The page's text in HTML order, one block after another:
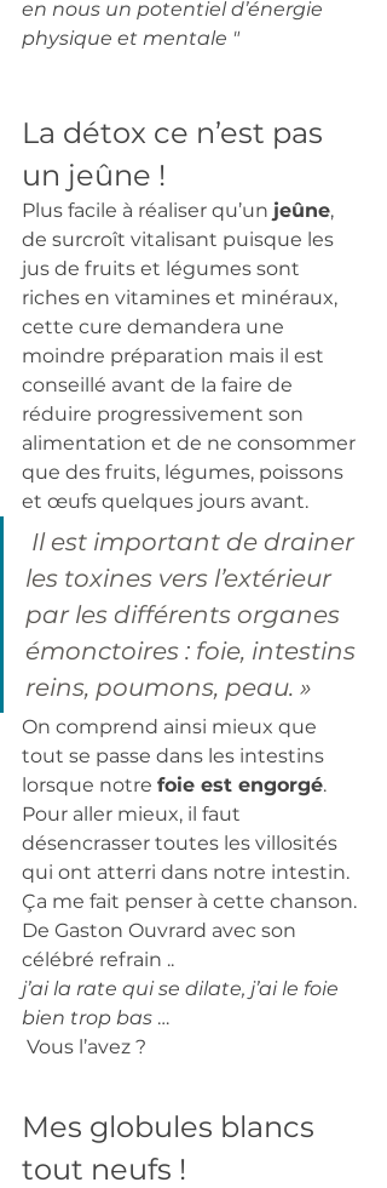
en nous un potentiel d’énergie
physique et mentale "
La détox ce n’est pas
un jeûne !
Plus facile à réaliser qu’un jeûne,
de surcroît vitalisant puisque les
jus de fruits et légumes sont
riches en vitamines et minéraux,
cette cure demandera une
moindre préparation mais il est
conseillé avant de la faire de
réduire progressivement son
alimentation et de ne consommer
que des fruits, légumes, poissons
et œufs quelques jours avant.
Il est important de drainer
les toxines vers l’extérieur
par les différents organes
émonctoires : foie, intestins
reins, poumons, peau. »
On comprend ainsi mieux que
tout se passe dans les intestins
lorsque notre foie est engorgé.
Pour aller mieux, il faut
désencrasser toutes les villosités
qui ont atterri dans notre intestin.
Ça me fait penser à cette chanson.
De Gaston Ouvrard avec son
célébré refrain ..
j’ai la rate qui se dilate, j’ai le foie
bien trop bas …
Vous l’avez ?
Mes globules blancs
tout neufs !